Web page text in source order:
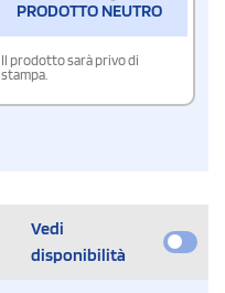
PRODOTTO NEUTRO
Il prodotto sarà privo di
stampa.
Vedi
disponibilità